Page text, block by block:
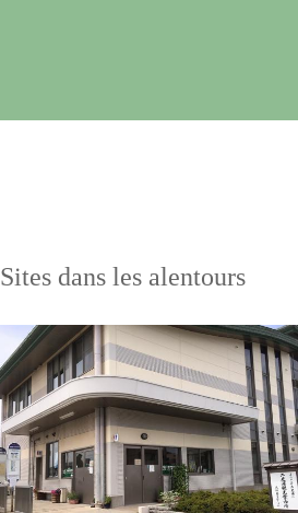
Sites dans les alentours